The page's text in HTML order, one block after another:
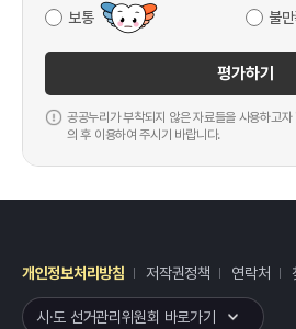
보통 불
평가하기
공공누리가 부착되지 않은 자료들을 사용하고
의 후 이용하여 주시기 바랍니다.
개인정보처리방침 저작권정책 연락처
시·도 선거관리위원회 바로가기